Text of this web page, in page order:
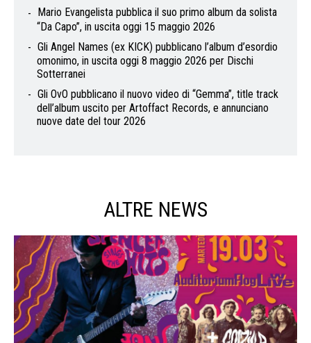
Mario Evangelista pubblica il suo primo album da solista
“Da Capo”, in uscita oggi 15 maggio 2026
Gli Angel Names (ex KICK) pubblicano l’album d’esordio
omonimo, in uscita oggi 8 maggio 2026 per Dischi
Sotterranei
Gli OvO pubblicano il nuovo video di “Gemma”, title track
dell’album uscito per Artoffact Records, e annunciano
nuove date del tour 2026
ALTRE NEWS